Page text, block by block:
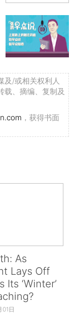
及/或相关权利人
载、摘编、复制及
，获得书面
As
Lays Off
Its ‘Winter’
日